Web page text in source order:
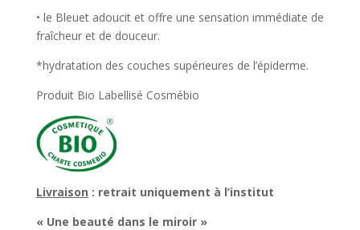
• le Bleuet adoucit et offre une sensation immédiate de
fraîcheur et de douceur.
*hydratation des couches supérieures de l’épiderme.
Produit Bio Labellisé Cosmébio
Livraison : retrait uniquement à l’institut
« Une beauté dans le miroir »